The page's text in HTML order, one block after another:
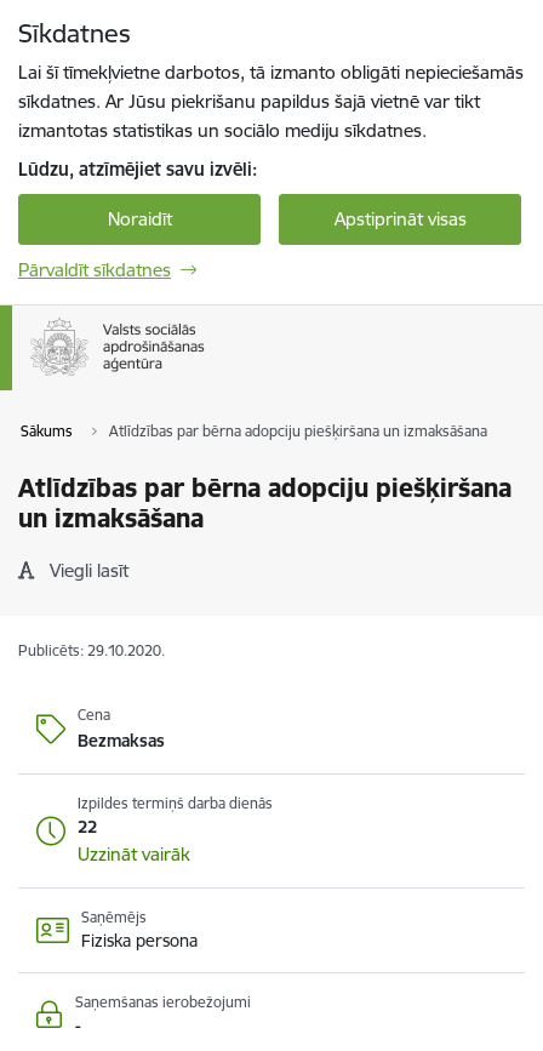
Sīkdatnes
Lai šī tīmekļvietne darbotos, tā izmanto obligāti nepieciešamās
sīkdatnes. Ar Jūsu piekrišanu papildus šajā vietnē var tikt
izmantotas statistikas un sociālo mediju sīkdatnes.
Lūdzu, atzīmējiet savu izvēli:
Noraidīt Apstiprināt visas
Pārvaldīt sīkdatnes
Sākums Atlīdzības par bērna adopciju piešķiršana un izmaksāšana
Atlīdzības par bērna adopciju piešķiršana
un izmaksāšana
Viegli lasīt
Publicēts: 29.10.2020.
Cena
Bezmaksas
Izpildes termiņš darba dienās
22
Uzzināt vairāk
Saņēmējs
Fiziska persona
Saņemšanas ierobežojumi
-